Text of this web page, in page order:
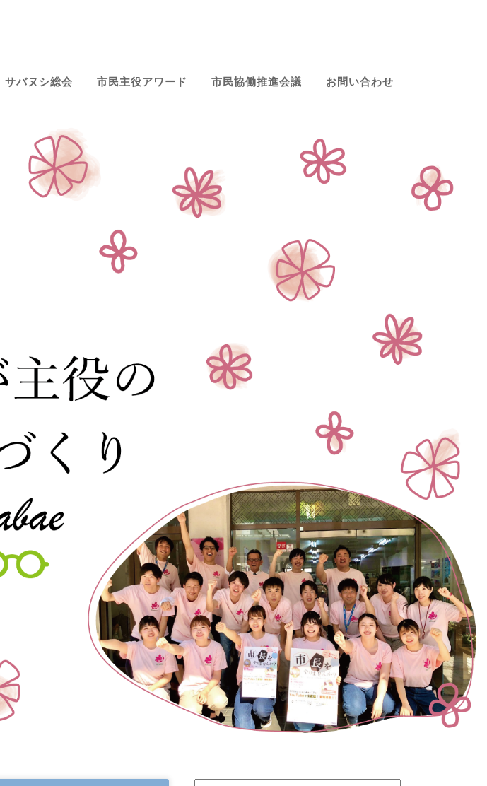
サバヌシ総会 市民主役アワード 市民協働推進会議 お問い合わせ